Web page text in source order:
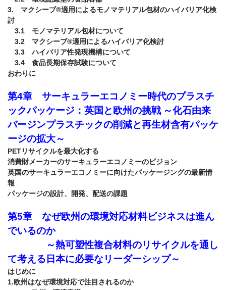
3.　マクシーブ®適用によるモノマテリアル包材のハイバリア化検
討
3.1　モノマテリアル包材について
3.2　マクシーブ®適用によるハイバリア化検討
3.3　ハイバリア性発現機構について
3.4　食品長期保存試験について
おわりに
第4章　サーキュラーエコノミー時代のプラスチ
ックパッケージ：英国と欧州の挑戦 ～化石由来
バージンプラスチックの削減と再生材含有パッケ
ージの拡大～
PETリサイクルを最大化する
消費財メーカーのサーキュラーエコノミーのビジョン
英国のサーキュラーエコノミーに向けたパッケージングの最新情
報
パッケージの設計、開発、配送の課題
第5章　なぜ欧州の環境対応材料ビジネスは進ん
でいるのか
～熱可塑性複合材料のリサイクルを通し
て考える日本に必要なリーダーシップ～
はじめに
1.欧州はなぜ環境対応で注目されるのか